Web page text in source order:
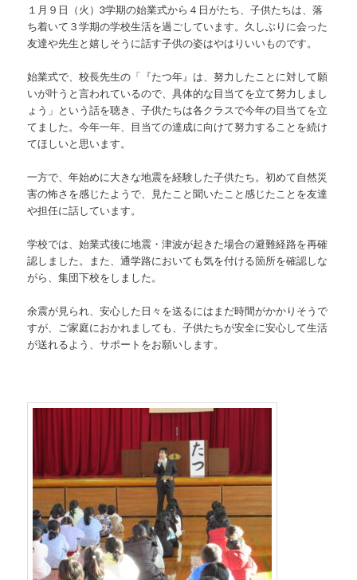
１月９日（火）3学期の始業式から４日がたち、子供たちは、落
ち着いて３学期の学校生活を過ごしています。久しぶりに会った
友達や先生と嬉しそうに話す子供の姿はやはりいいものです。
始業式で、校長先生の「『たつ年』は、努力したことに対して願
いが叶うと言われているので、具体的な目当てを立て努力しまし
ょう」という話を聴き、子供たちは各クラスで今年の目当てを立
てました。今年一年、目当ての達成に向けて努力することを続け
てほしいと思います。
一方で、年始めに大きな地震を経験した子供たち。初めて自然災
害の怖さを感じたようで、見たこと聞いたこと感じたことを友達
や担任に話しています。
学校では、始業式後に地震・津波が起きた場合の避難経路を再確
認しました。また、通学路においても気を付ける箇所を確認しな
がら、集団下校をしました。
余震が見られ、安心した日々を送るにはまだ時間がかかりそうで
すが、ご家庭におかれましても、子供たちが安全に安心して生活
が送れるよう、サポートをお願いします。